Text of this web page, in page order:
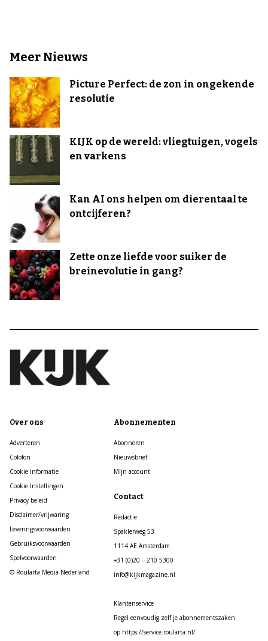
Meer Nieuws
Picture Perfect: de zon in ongekende
resolutie
KIJK op de wereld: vliegtuigen, vogels
en varkens
Kan AI ons helpen om dierentaal te
ontcijferen?
Zette onze liefde voor suiker de
breinevolutie in gang?
Over ons
Adverteren
Colofon
Cookie informatie
Cookie Instellingen
Privacy beleid
Disclaimer/vrijwaring
Leveringsvoorwaarden
Gebruiksvoorwaarden
Spelvoorwaarden
© Roularta Media Nederland
Abonnementen
Abonneren
Nieuwsbrief
Mijn account
Contact
Redactie
Spaklerweg 53
1114 AE Amsterdam
+31 (0)20 – 210 5300
info@kijkmagazine.nl
Klantenservice
Regel eenvoudig zelf je abonnementszaken
op https://service.roularta.nl/